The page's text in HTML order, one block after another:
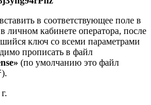
в соответствующее поле в
личном кабинете оператора, после
ключ со всеми параметрами
прописать в файл
(по умолчанию это файл
).